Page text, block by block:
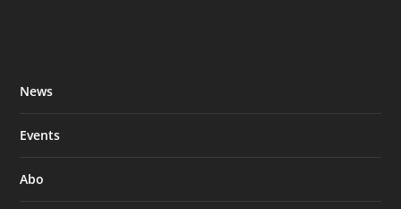
News
Events
Abo